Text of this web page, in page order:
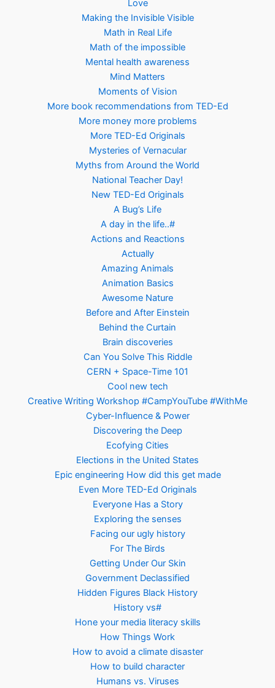
Love
Making the Invisible Visible
Math in Real Life
Math of the impossible
Mental health awareness
Mind Matters
Moments of Vision
More book recommendations from TED-Ed
More money more problems
More TED-Ed Originals
Mysteries of Vernacular
Myths from Around the World
National Teacher Day!
New TED-Ed Originals
A Bug’s Life
A day in the life..#
Actions and Reactions
Actually
Amazing Animals
Animation Basics
Awesome Nature
Before and After Einstein
Behind the Curtain
Brain discoveries
Can You Solve This Riddle
CERN + Space-Time 101
Cool new tech
Creative Writing Workshop #CampYouTube #WithMe
Cyber-Influence & Power
Discovering the Deep
Ecofying Cities
Elections in the United States
Epic engineering How did this get made
Even More TED-Ed Originals
Everyone Has a Story
Exploring the senses
Facing our ugly history
For The Birds
Getting Under Our Skin
Government Declassified
Hidden Figures Black History
History vs#
Hone your media literacy skills
How Things Work
How to avoid a climate disaster
How to build character
Humans vs. Viruses